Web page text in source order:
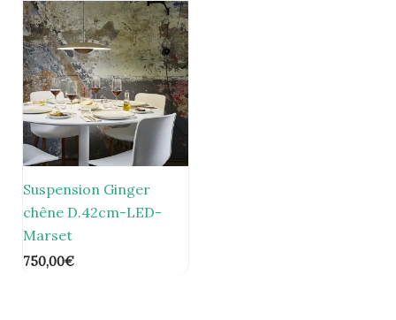
Suspension Ginger
chêne D.42cm-LED-
Marset
750,00€